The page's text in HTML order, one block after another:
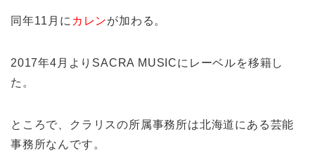
同年11月に カレンが加わる。
2017年4月よりSACRA MUSICにレーベルを移籍し
た。
ところで、クラリスの所属事務所は北海道にある芸能
事務所なんです。